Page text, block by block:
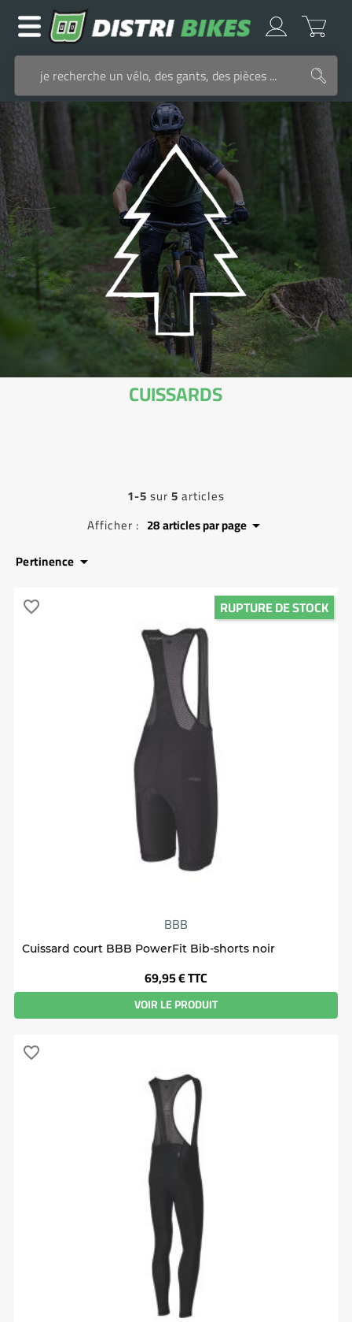
CUISSARDS
1-5sur5articles
Afficher : 28articles par page
Pertinence 
BBB
Cuissard court BBB PowerFit Bib-shorts noir
Prix
69,95 €TTC
VOIR LE PRODUIT
RUPTURE DE STOCK
favorite_border
favorite_border